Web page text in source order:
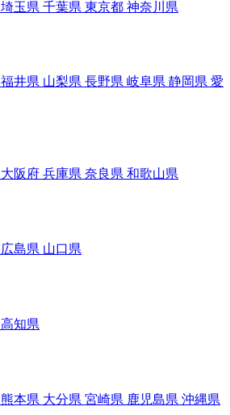
埼玉県 千葉県 東京都 神奈川県
福井県 山梨県 長野県 岐阜県 静岡県 愛
大阪府 兵庫県 奈良県 和歌山県
広島県 山口県
高知県
熊本県 大分県 宮崎県 鹿児島県 沖縄県